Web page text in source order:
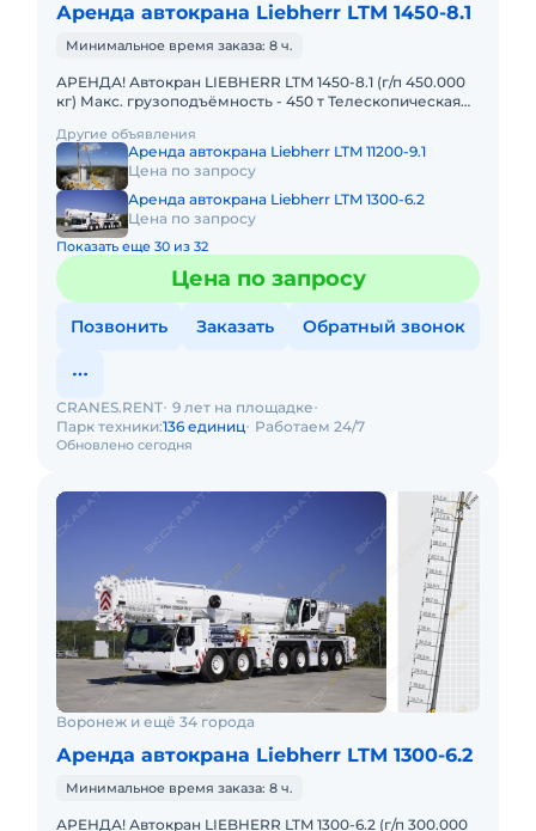
Аренда автокрана Liebherr LTM 1450-8.1
Минимальное время заказа: 8 ч.
АРЕНДА! Автокран LIEBHERR LTM 1450-8.1 (г/п 450.000
кг) Макс. грузоподъёмность - 450 т Телескопическая
Другие объявления
Аренда автокрана Liebherr LTM 11200-9.1
Цена по запросу
Аренда автокрана Liebherr LTM 1300-6.2
Цена по запросу
Показать еще 30 из 32
Цена по запросу
Позвонить Заказать Обратный звонок
Обновлено сегодня
CRANES.RENT 9 лет на площадке
Парк техники:136 единиц Работаем 24/7
Воронеж и ещё 34 города
Аренда автокрана Liebherr LTM 1300-6.2
Минимальное время заказа: 8 ч.
АРЕНДА! Автокран LIEBHERR LTM 1300-6.2 (г/п 300.000